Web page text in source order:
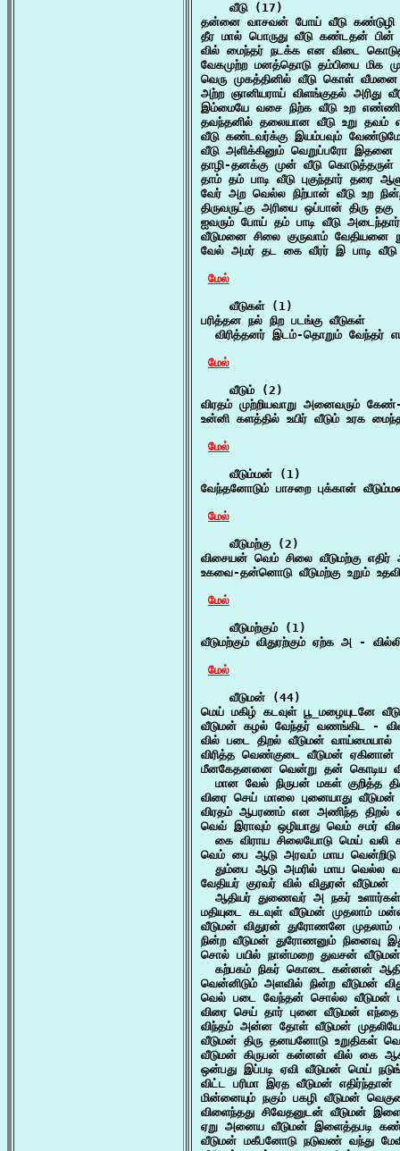
    வீடு (17)
தன்னை வாசவன் போய் வீடு
தீர மால் பொருது வீடு கண்டதன்
வில் மைந்தர் நடக்க என விடை
வேகமுற்ற மனத்தொடு தம்பியை மிக
வெரு முகத்தினில் வீடு கொள் வீமனை
அற்ற ஞானியராய் விளங்குதல் அரிது
இம்மையே வசை நிற்க வீடு உற எண்ணி
தவந்தனில் தலையான வீடு உறு தவம்
வீடு கண்டவர்க்கு இயம்பவும்
வீடு அளிக்கினும் வெறுப்பரோ இதனை
தாழி-தனக்கு முன் வீடு
தாம் தம் பாடி வீடு புகுந்தார் தரை
வேர் அற வெல்ல நிற்பான் வீடு உற
திருவருட்கு அரியை ஒப்பான் திரு
ஐவரும் போய் தம் பாடி வீடு
வீடுமனை சிலை குருவாம் வேதியனை
வேல் அமர் தட கை வீரர் இ பாடி
மேல்
    வீடுகள் (1)
பரித்தன நல் நிற படங்கு வீடுகள்
விரித்தனர் இடம்-தொறும் வேந்தர்
மேல்
    வீடும் (2)
விரதம் முற்றியவாறு அனைவரும்
உன்னி களத்தில் உயிர் வீடும் உரக
மேல்
    வீடும்மன் (1)
வேந்தனோடும் பாசறை புக்கான்
மேல்
    வீடுமற்கு (2)
விசையன் வெம் சிலை வீடுமற்கு
உகவை-தன்னொடு வீடுமற்கு உறும்
மேல்
    வீடுமற்கும் (1)
வீடுமற்கும் விதுரற்கும் ஏற்க அ -
மேல்
    வீடுமன் (44)
மெய் மகிழ் கடவுள் பூ_மழையுடனே
வீடுமன் கழல் வேந்தர் வணங்கிட -
வில் படை திறல் வீடுமன் வாய்மையால்
விரித்த வெண்குடை வீடுமன் ஏகினான்
மீனகேதனனை வென்று தன் கொடிய
மான வேல் நிருபன் மகள் குறித்த
விரை செய் மாலை புனையாது வீடுமன்
விரதம் ஆபரணம் என அணிந்த திறல்
வெவ் இராவும் ஒழியாது வெம் சமர்
கை விராய சிலையோடு மெய் வலி
வெம் பை ஆடு அரவம் மாய
தும்பை ஆடு அமரில் மாய வெல்ல
வேதியர் குரவர் வில் விதுரன் வீடுமன்
ஆதியர் துணைவர் அ நகர் உளார்கள்
மதியுடை கடவுள் வீடுமன் முதலாம்
வீடுமன் விதுரன் துரோணனே முதலாம்
நின்ற வீடுமன் துரோணனும் நினைவு
சொல் பயில் நான்மறை துவசன் வீடுமன்
கற்பகம் நிகர் கொடை கன்னன்
வென்னிடும் அளவில் நின்ற வீடுமன்
வெல் படை வேந்தன் சொல்ல வீடுமன்
விரை செய் தார் புனை வீடுமன்
விந்தம் அன்ன தோள் வீடுமன்
வீடுமன் திரு தனயனோடு உறுதிகள்
வீடுமன் கிருபன் கன்னன் வில் கை
ஒன்பது இப்படி ஏவி வீடுமன் மெய்
விட்ட பரிமா இரத வீடுமன்
மின்னையும் நகும் பகழி வீடுமன்
விளைந்தது சிவேதனுடன் வீடுமன்
ஏறு அனைய வீடுமன் இளைத்தபடி
வீடுமன் மகீபனோடு நடுவண் வந்து